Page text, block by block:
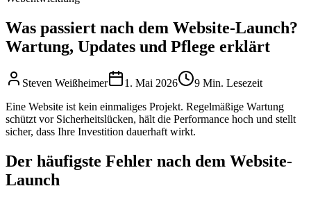
Was passiert nach dem Website-Launch?
Wartung, Updates und Pflege erklärt
Steven Weißheimer 1. Mai 2026
9 Min. Lesezeit
Eine Website ist kein einmaliges Projekt. Regelmäßige Wartung
schützt vor Sicherheitslücken, hält die Performance hoch und stellt
sicher, dass Ihre Investition dauerhaft wirkt.
Der häufigste Fehler nach dem Website-
Launch